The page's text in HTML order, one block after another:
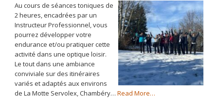
Au cours de séances toniques de
2 heures, encadrées par un
Instructeur Professionnel, vous
pourrez développer votre
endurance et/ou pratiquer cette
activité dans une optique loisir.
Le tout dans une ambiance
conviviale sur des itinéraires
variés et adaptés aux environs
de La Motte Servolex, Chambéry… Read Moreabout
…